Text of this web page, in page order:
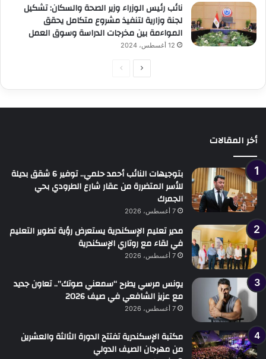
نائب رئيس الوزراء وزير الصحة والسكان: تشكيل
لجنة وزارية لتنفيذ مشروع متكامل يحقق
المواءمة بين مخرجات الدراسة وسوق العمل
12 أغسطس، 2024
الصفحةالصفحة
أخر المقالات
بتوجيهات النائب أحمد حلمي.. توفير 6 شقق بديلة
للأسر المتضررة من عقار شارع الطرودي بحي
الجمرك
7 أغسطس، 2026
مدير تعليم الإسكندرية يستعرض رؤية تطوير التعليم
في لقاء مع روتاري الإسكندرية
7 أغسطس، 2026
يونس مرسي يطرح “سمعني صوتك”.. تعاون جديد
مع عزيز الشافعي في صيف 2026
7 أغسطس، 2026
مكتبة الإسكندرية تفتتح الدورة الثالثة والعشرين
من مهرجان الصيف الدولي